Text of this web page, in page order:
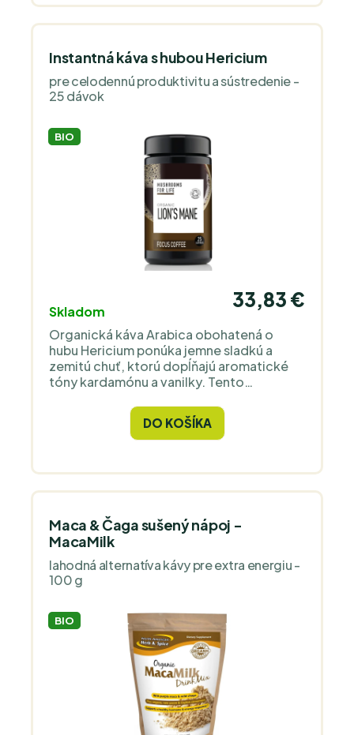
akýkoľvek šport alebo aktívny deň, či už
ste na ihrisku, v posilňovni alebo len na
Instantná káva s hubou Hericium
pre celodennú produktivitu a sústredenie -
25 dávok
BIO
Skladom
33,83 €
Organická káva Arabica obohatená o
hubu Hericium ponúka jemne sladkú a
zemitú chuť, ktorú dopĺňajú aromatické
tóny kardamónu a vanilky. Tento
výhodami funkčných zložiek.
DO KOŠÍKA
Maca & Čaga sušený nápoj -
MacaMilk
lahodná alternatíva kávy pre extra energiu -
100 g
BIO